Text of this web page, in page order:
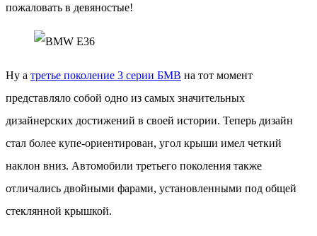
пожаловать в девяностые!
Ну а третье поколение 3 серии БМВ на тот момент
представляло собой одно из самых значительных
дизайнерских достижений в своей истории. Теперь дизайн
стал более купе-ориентирован, угол крыши имел четкий
наклон вниз. Автомобили третьего поколения также
отличались двойными фарами, установленными под общей
стеклянной крышкой.